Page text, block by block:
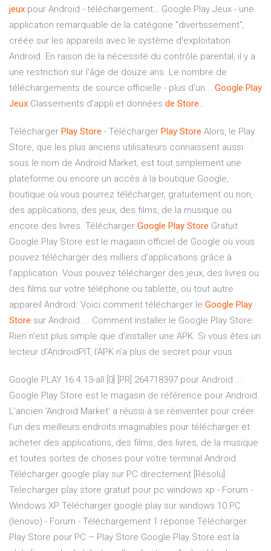
jeux pour Android - téléchargement… Google Play Jeux - une
application remarquable de la catégorie "divertissement",
créée sur les appareils avec le système d'exploitation
Android. En raison de la nécessité du contrôle parental, il y a
une restriction sur l'âge de douze ans. Le nombre de
téléchargements de source officielle - plus d'un... Google Play
Jeux Classements d'appli et données de Store…
Télécharger Play Store - Télécharger Play Store Alors, le Play
Store, que les plus anciens utilisateurs connaissent aussi
sous le nom de Android Market, est tout simplement une
plateforme ou encore un accès à la boutique Google,
boutique où vous pourrez télécharger, gratuitement ou non,
des applications, des jeux, des films, de la musique ou
encore des livres. Télécharger Google Play Store Gratuit
Google Play Store est le magasin officiel de Google où vous
pouvez télécharger des milliers d’applications grâce à
l’application. Vous pouvez télécharger des jeux, des livres ou
des films sur votre téléphone ou tablette, ou tout autre
appareil Android. Voici comment télécharger le Google Play
Store sur Android ... Comment installer le Google Play Store.
Rien n'est plus simple que d'installer une APK. Si vous êtes un
lecteur d'AndroidPIT, l'APK n'a plus de secret pour vous.
Google PLAY 16.4.13-all [0] [PR] 264718397 pour Android ...
Google Play Store est le magasin de référence pour Android.
L’ancien 'Android Market' a réussi à se réinventer pour créer
l'un des meilleurs endroits imaginables pour télécharger et
acheter des applications, des films, des livres, de la musique
et toutes sortes de choses pour votre terminal Android.
Télécharger google play sur PC directement [Résolu]
Telecharger play store gratuit pour pc windows xp - Forum -
Windows XP Télécharger google play sur windows 10 PC
(lenovo) - Forum - Téléchargement 1 réponse Télécharger
Play Store pour PC – Play Store Google Play Store est la